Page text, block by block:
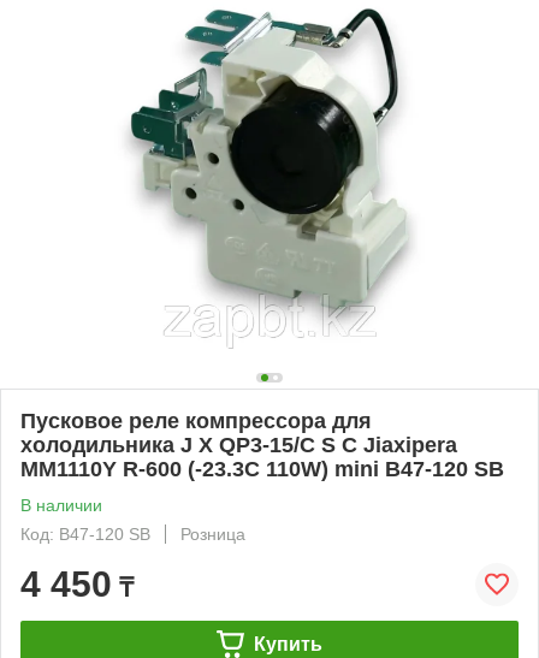
Пусковое реле компрессора для
холодильника J X QP3-15/C S C Jiaxipera
MM1110Y R-600 (-23.3С 110W) mini B47-120 SB
В наличии
Код: B47-120 SB
Розница
4 450 ₸
Купить